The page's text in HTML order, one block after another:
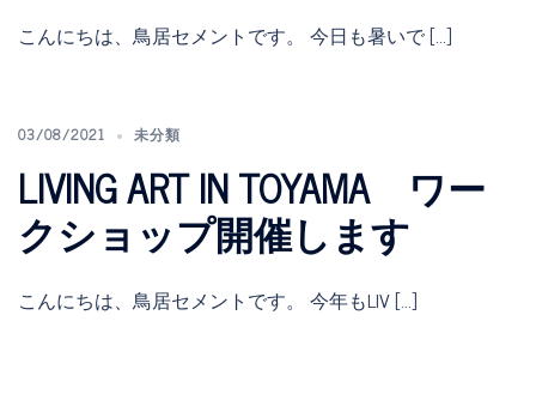
こんにちは、鳥居セメントです。 今日も暑いで […]
03/08/2021 未分類
LIVING ART IN TOYAMA ワー
クショップ開催します
こんにちは、鳥居セメントです。 今年もLIV […]